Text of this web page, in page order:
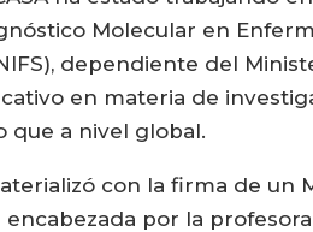
Molecular en
dependiente del
en materia de
que a nivel global.
con la firma de
por la